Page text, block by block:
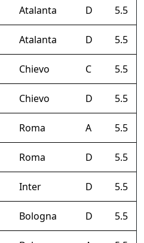
Atalanta D 5.5
Atalanta D 5.5
Chievo C 5.5
Chievo D 5.5
Roma A 5.5
Roma D 5.5
Inter D 5.5
Bologna D 5.5